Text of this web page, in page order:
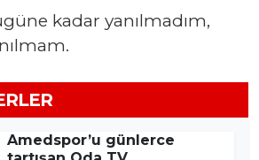
kadar yanılmadım,
Amedspor’u günlerce